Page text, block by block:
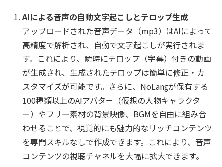
AIによる音声の自動文字起こしとテロップ生成
アップロードされた音声データ（mp3）はAIによって
高精度で解析され、自動で文字起こしが実行されま
す。これにより、瞬時にテロップ（字幕）付きの動画
が生成され、生成されたテロップは簡単に修正・カ
スタマイズが可能です。さらに、NoLangが保有する
100種類以上のAIアバター（仮想の人物キャラクタ
ー）やフリー素材の背景映像、BGMを自由に組み合
わせることで、視覚的にも魅力的なリッチコンテンツ
を専門スキルなしで作成できます。これにより、音声
コンテンツの視聴チャネルを大幅に拡大できます。